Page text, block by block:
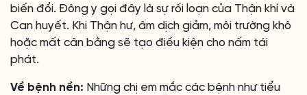
biến đổi. Đông y gọi đây là sự rối loạn của Thận khí và
Can huyết. Khi Thận hư, âm dịch giảm, môi trường khô
hoặc mất cân bằng sẽ tạo điều kiện cho nấm tái
phát.
Về bệnh nền: Những chị em mắc các bệnh như tiểu